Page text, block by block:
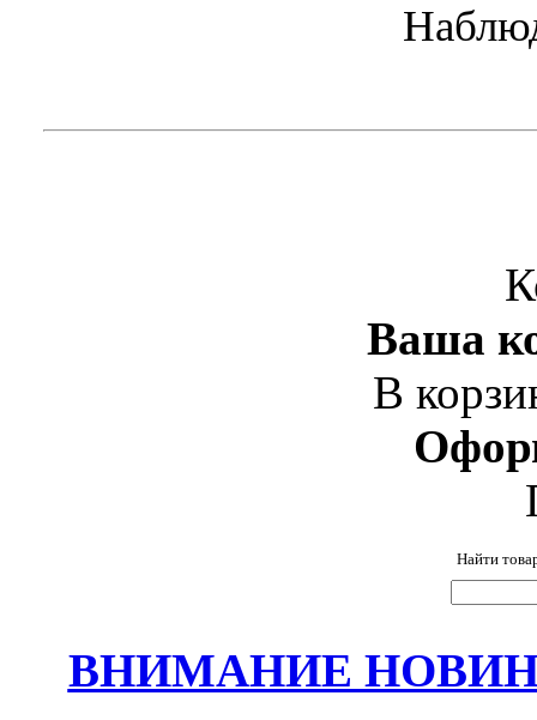
Ваша
В
Найти
ВНИМАНИЕ